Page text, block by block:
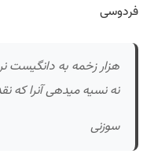
فردوسی
هزار زخمه به دانگیست
نه نسیه میدهی آنرا که
سوزنی